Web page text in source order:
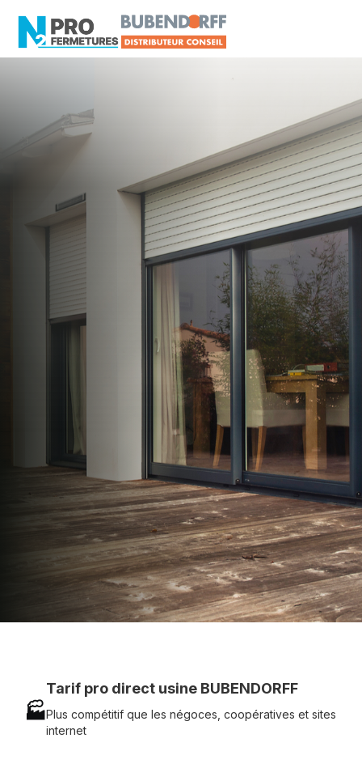
Distributeur en volets
roulants Somfy
Anetz
Artisan, Menuisier, TPE ou PME proche de Anetz
N2PRO Fermetures est votre référent Distributeur
en volets roulants Somfy officiel pour vous
apporter : Tarifs directs usines sans minimum
d'achat - Assistance technique chantier et
service réactif avec simplicité.
07 83 35 69 17
MON DEVIS MOTEUR
Voir tous nos produits
🏭
Tarif pro direct usine BUBENDORFF
Plus compétitif que les négoces, coopératives et sites
internet